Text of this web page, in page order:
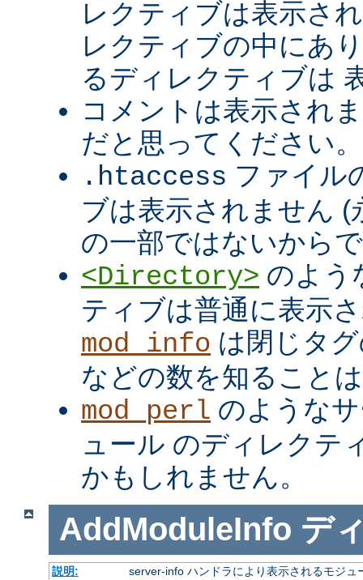
レクティブは表示さ
レクティブの中にあ
るディレクティブは
コメントは表示され
だと思ってください
.htaccess ファイル
ブは表示されません (
の一部ではないから
<Directory> のよう
ティブは普通に表示
mod_info は閉じタ
などの数を知ること
mod_perl のような
ュール のディレクテ
かもしれません。
AddModuleInfo デ
説明:
server-info ハンドラにより表示されるモジ